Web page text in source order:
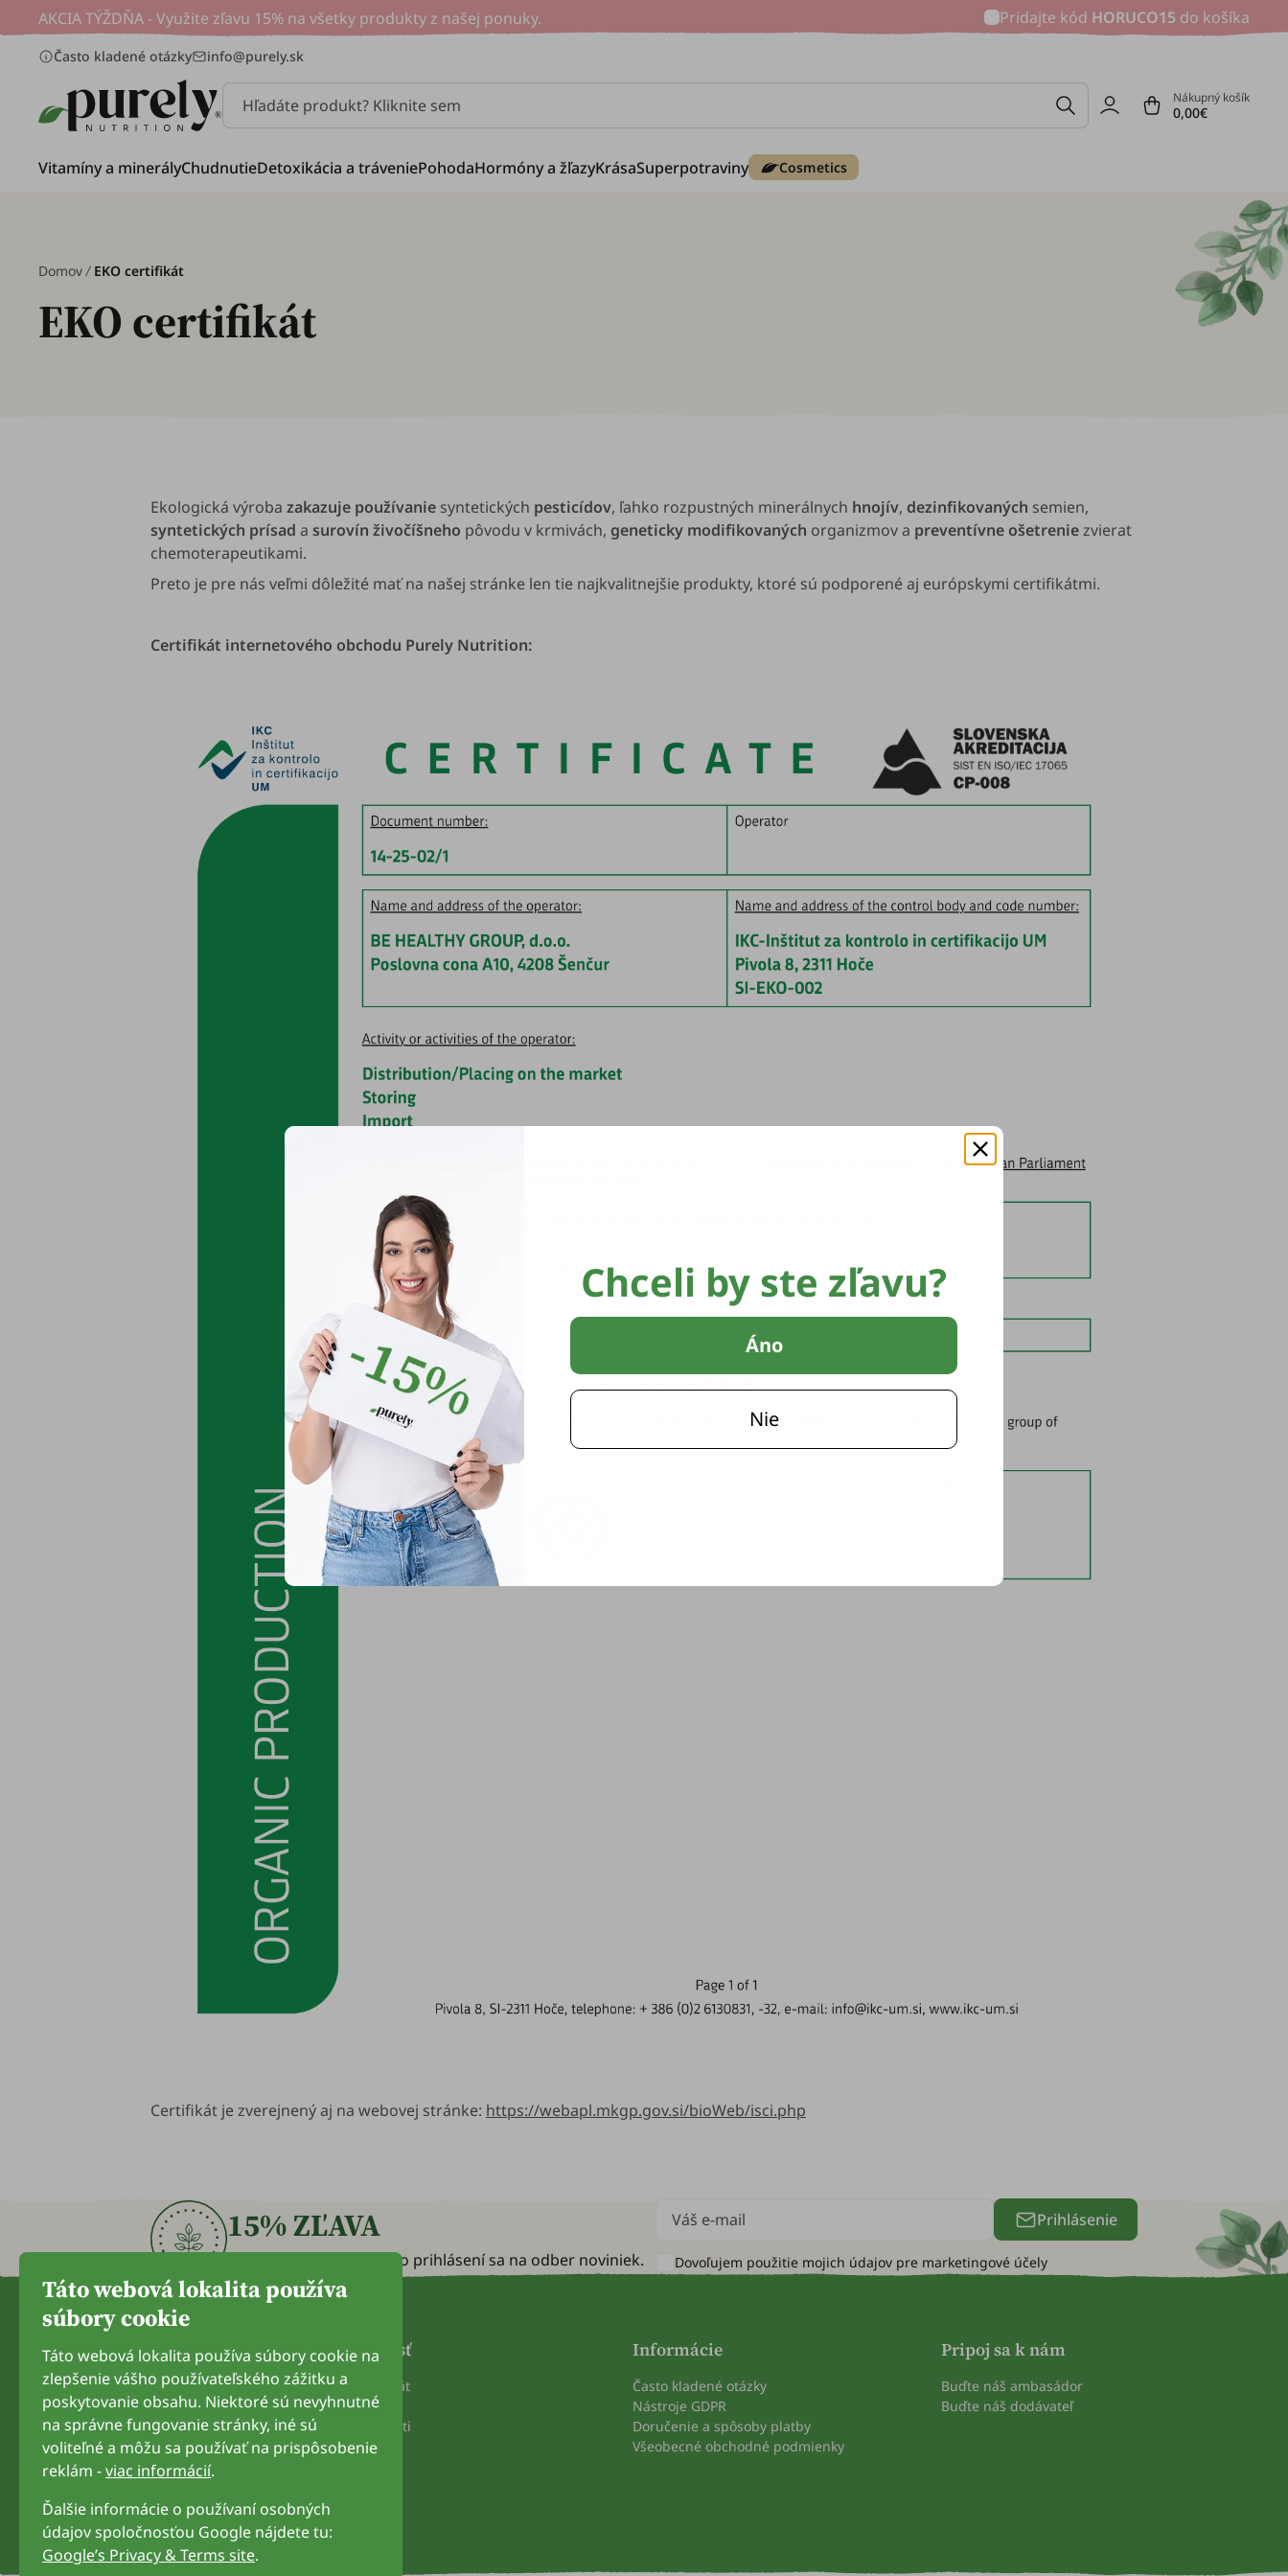
Táto webová lokalita používa
súbory cookie
Táto webová lokalita používa súbory cookie na
zlepšenie vášho používateľského zážitku a
poskytovanie obsahu. Niektoré sú nevyhnutné
na správne fungovanie stránky, iné sú
voliteľné a môžu sa používať na prispôsobenie
reklám -viac informácií.
Ďalšie informácie o používaní osobných
údajov spoločnosťou Google nájdete tu:
Google’s Privacy & Terms site.
AKCIA TÝŽDŇA - Využite zľavu 15% na všetky produkty z našej ponuky. Pridajte kód HORUCO15 do košíka
Často kladené otázky info@purely.sk
Hľadáte produkt? Kliknite sem Nákupný košík
0,00€
Vitamíny a minerályChudnutieDetoxikácia a tráveniePohodaHormóny a žľazyKrásaSuperpotraviny Cosmetics
Domov EKO certifikát
EKO certifikát
Ekologická výroba zakazuje používanie syntetických pesticídov, ľahko rozpustných minerálnych hnojív, dezinfikovaných semien,
syntetických prísad a surovín živočíšneho pôvodu v krmivách, geneticky modifikovaných organizmov a preventívne ošetreniezvierat
chemoterapeutikami.
Preto je pre nás veľmi dôležité mať na našej stránke len tie najkvalitnejšie produkty, ktoré sú podporené aj európskymi certifikátmi.
Certifikát internetového obchodu Purely Nutrition:
Certifikát je zverejnený aj na webovej stránke: https://webapl.mkgp.gov.si/bioWeb/isci.php
15% ZĽAVA
Zľavový kupón získate po prihlásení sa na odber noviniek.
Prihlásenie
Dovoľujem použitie mojich údajov pre marketingové účely
info@purely.sk
Pondelok až štvrtok: od 8:00 do 16:00
Piatok: od 8:00 do 14:00
Spoločnosť
EKO certifikát
Kontakt
O spoločnosti
Informácie
Často kladené otázky
Nástroje GDPR
Doručenie a spôsoby platby
Všeobecné obchodné podmienky
Pripoj sa k nám
Buďte náš ambasádor
Buďte náš dodávateľ
Chceli by ste zľavu?
Áno
Nie